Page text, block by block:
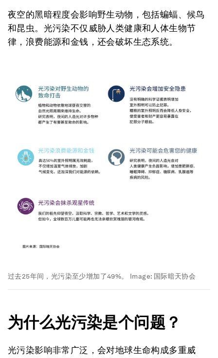
夜空的黑暗程度会影响野生动物，包括蝙蝠、候鸟
和昆虫。光污染不仅威胁人类健康和人体生物节
律，浪费能源和金钱，还会破坏生态系统。
过去25年间，光污染至少增加了49%。 Image: 国际暗天协会
为什么光污染是个问题？
光污染影响非常广泛，会对地球生命构成多重威